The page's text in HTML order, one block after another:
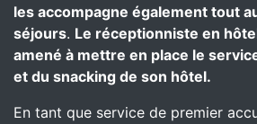
les accompagne également tout
séjours. Le réceptionniste en
amené à mettre en place le
et du snacking de son hôtel.
En tant que service de premier